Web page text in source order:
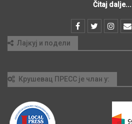
Čitaj dalje...
Лајкуј и подели
Крушевац ПРЕСС је члан у: